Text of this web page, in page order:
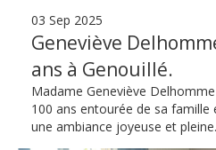
03 Sep 2025
Geneviève
ans à Genouillé.
Madame Geneviève
100 ans entourée de sa famille
une ambiance joyeuse et